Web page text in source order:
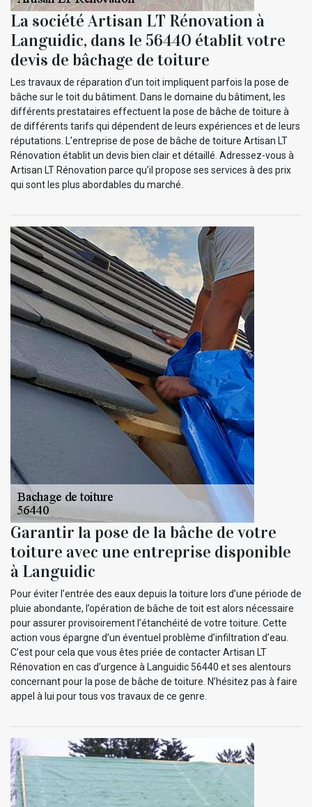
La société Artisan LT Rénovation à
Languidic, dans le 56440 établit votre
devis de bâchage de toiture
Les travaux de réparation d’un toit impliquent parfois la pose de
bâche sur le toit du bâtiment. Dans le domaine du bâtiment, les
différents prestataires effectuent la pose de bâche de toiture à
de différents tarifs qui dépendent de leurs expériences et de leurs
réputations. L’entreprise de pose de bâche de toiture Artisan LT
Rénovation établit un devis bien clair et détaillé. Adressez-vous à
Artisan LT Rénovation parce qu’il propose ses services à des prix
qui sont les plus abordables du marché.
Garantir la pose de la bâche de votre
toiture avec une entreprise disponible
à Languidic
Pour éviter l’entrée des eaux depuis la toiture lors d’une période de
pluie abondante, l’opération de bâche de toit est alors nécessaire
pour assurer provisoirement l’étanchéité de votre toiture. Cette
action vous épargne d’un éventuel problème d’infiltration d’eau.
C’est pour cela que vous êtes priée de contacter Artisan LT
Rénovation en cas d’urgence à Languidic 56440 et ses alentours
concernant pour la pose de bâche de toiture. N’hésitez pas à faire
appel à lui pour tous vos travaux de ce genre.